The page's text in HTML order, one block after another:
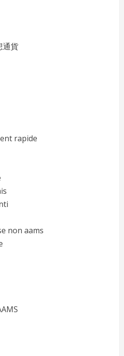
通貨
rapide
non aams